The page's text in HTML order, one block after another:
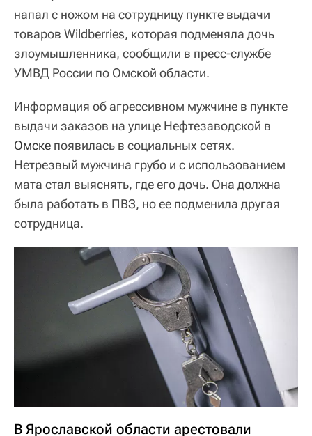
напал с ножом на сотрудницу пункте выдачи
товаров Wildberries, которая подменяла дочь
злоумышленника, сообщили в пресс-службе
УМВД России по Омской области.
Информация об агрессивном мужчине в пункте
выдачи заказов на улице Нефтезаводской в
Омске появилась в социальных сетях.
Нетрезвый мужчина грубо и с использованием
мата стал выяснять, где его дочь. Она должна
была работать в ПВЗ, но ее подменила другая
сотрудница.
В Ярославской области арестовали